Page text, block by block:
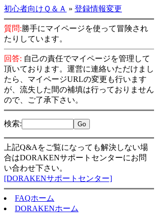
初心者向けＱ＆Ａ » 登録情報変更
質問:勝手にマイページを使って冒険され
たりしています。
回答: 自己の責任でマイページを管理して
頂いております。運営に連絡いただけまし
たら、マイページURLの変更も行います
が、流失した間の補填は行っておりません
ので、ご了承下さい。
検索:
上記Q&Aをご覧になっても解決しない場
合はDORAKENサポートセンターにお問
い合わせ下さい。
[DORAKENサポートセンター]
FAQホーム
DORAKENホーム